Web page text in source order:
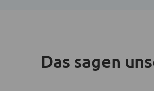
Das sagen